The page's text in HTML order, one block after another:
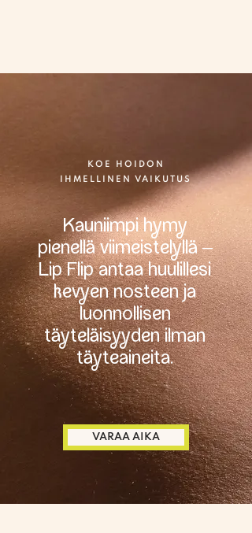
KOE HOIDON
IHMELLINEN VAIKUTUS
Kauniimpi hm
pienellä viimeistelllä –
Lip Flip antaa huulillesi
keven nosteen ja
luonnollisen
täteläisden ilman
täteaineita.
VARAA AIKA